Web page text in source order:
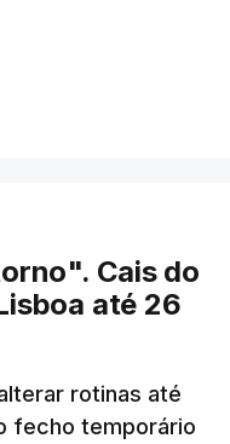
verão.
intensas do que
geral de
excecional
Cais do
até 26
rotinas até
fecho temporário